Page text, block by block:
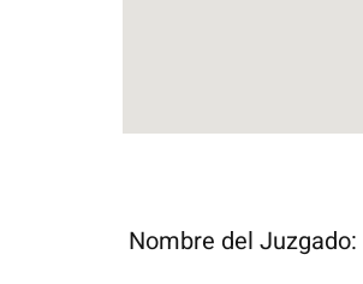
Nombre del Juzgado: